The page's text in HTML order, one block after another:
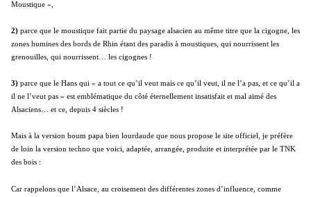
Moustique »,
2) parce que le moustique fait partie du paysage alsacien au même titre que la cigogne, les
zones humines des bords de Rhin étant des paradis à moustiques, qui nourrissent les
grenouilles, qui nourrissent… les cigognes !
3) parce que le Hans qui « a tout ce qu’il veut mais ce qu’il veut, il ne l’a pas, et ce qu’il a
il ne l’veut pas » est emblématique du côté éternellement insatisfait et mal aimé des
Alsaciens… et ce, depuis 4 siècles !
Mais à la version houm papa bien lourdaude que nous propose le site officiel, je préfère
de loin la version techno que voici, adaptée, arrangée, produite et interprétée par le TNK
des bois :
Car rappelons que l’Alsace, au croisement des différentes zones d’influence, comme